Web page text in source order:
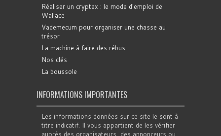
Réaliser un cryptex : le mode d'emploi de
Wallace
Vademecum pour organiser une chasse au
trésor
La machine à faire des rébus
Nos clés
La boussole
INFORMATIONS IMPORTANTES
Les informations données sur ce site le sont à
titre indicatif. Il vous appartient de les vérifier
auprès des organisateurs, des annonceurs ou